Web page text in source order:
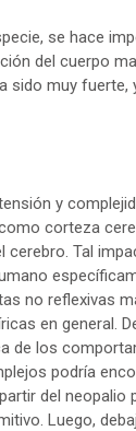
se hace
del cuerpo
sido muy fuerte,
y
corteza
cerebro. Tal
no reflexivas
en general.
de los
podría
del neopalio
Luego,